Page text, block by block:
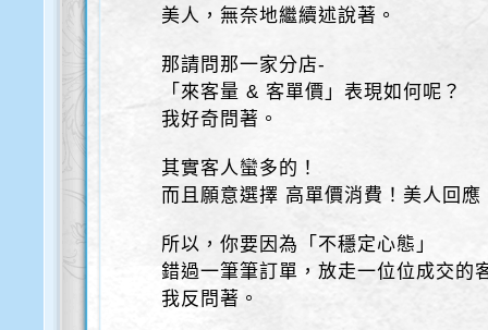
美人，無奈地繼續述說著。
那請問那一家分店-
「來客量 & 客單價」表現如何呢？
我好奇問著。
其實客人蠻多的！
而且願意選擇 高單價消費！美人回應
所以，你要因為「不穩定心態」
錯過一筆筆訂單，放走一位位成交的
我反問著。